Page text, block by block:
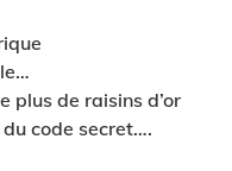
plus de raisins d’or
code secret….